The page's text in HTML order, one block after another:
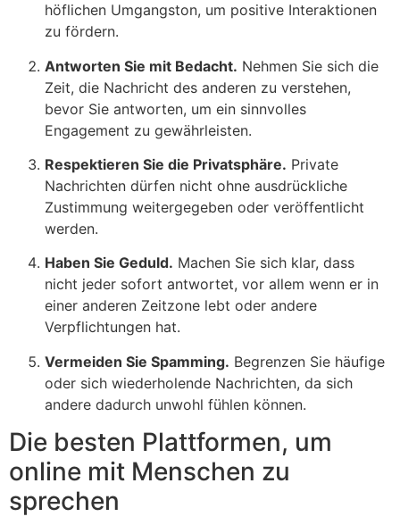
höflichen Umgangston, um positive Interaktionen
zu fördern.
Antworten Sie mit Bedacht. Nehmen Sie sich die
Zeit, die Nachricht des anderen zu verstehen,
bevor Sie antworten, um ein sinnvolles
Engagement zu gewährleisten.
Respektieren Sie die Privatsphäre. Private
Nachrichten dürfen nicht ohne ausdrückliche
Zustimmung weitergegeben oder veröffentlicht
werden.
Haben Sie Geduld. Machen Sie sich klar, dass
nicht jeder sofort antwortet, vor allem wenn er in
einer anderen Zeitzone lebt oder andere
Verpflichtungen hat.
Vermeiden Sie Spamming. Begrenzen Sie häufige
oder sich wiederholende Nachrichten, da sich
andere dadurch unwohl fühlen können.
Die besten Plattformen, um
online mit Menschen zu
sprechen